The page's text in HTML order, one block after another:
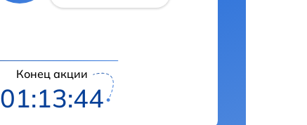
Конец акции
01:13:43